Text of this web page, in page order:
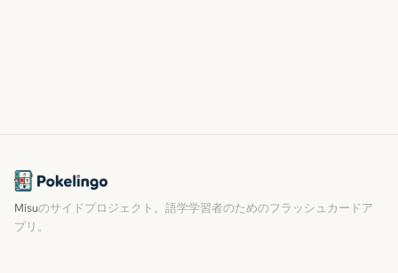
Misuのサイドプロジェクト。語学学習者のためのフラッシュカードア
プリ。